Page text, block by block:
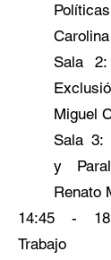
Sala
Miguel
Sala 3:
y
Renato
14:45 -
Trabajo